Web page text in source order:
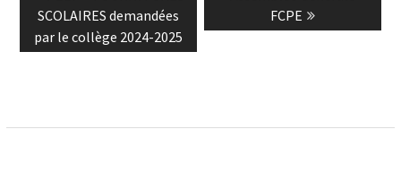
l’article
post:
SCOLAIRES demandées
par le collège 2024-2025
FCPE